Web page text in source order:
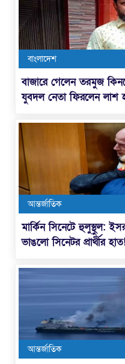
বাংলাদেশ
বাজারে গেলেন তরমুজ
যুবদল নেতা ফিরলেন লাশ
আন্তর্জাতিক
মার্কিন সিনেটে হুলুস্থুল:
ভাঙলো সিনেটর প্রার্থীর হাত!
আন্তর্জাতিক